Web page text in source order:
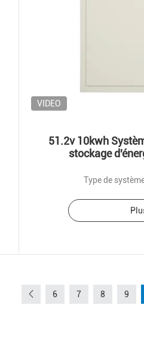
VIDEO
51.2v 10kwh
stockage
Type de
6 7 8 9